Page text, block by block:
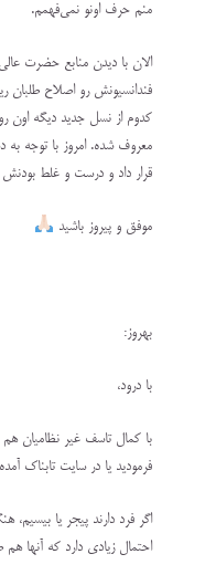
منم حرف اونو نمی‌فهمم.
الان با دیدن منابع حضرت
فندانسیونش رو اصلاح طلبان
کدوم از نسل جدید دیگه اون
معروف شده. امروز با توجه به
قرار داد و درست و غلط بودنش
موفق و پیروز باشید
بهروز:
با درود،
با كمال تاسف غير نظاميان
فرموديد يا در سايت تابناك
اگر فرد دارند پيجر يا بيسيم،
احتمال زيادى دارد كه آنها هم